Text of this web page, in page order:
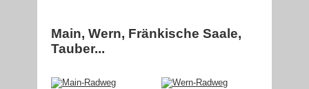
Main, Wern, Fränkische Saale,
Tauber...